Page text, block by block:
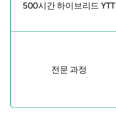
500시간 하이브리드 YTT
전문 과정